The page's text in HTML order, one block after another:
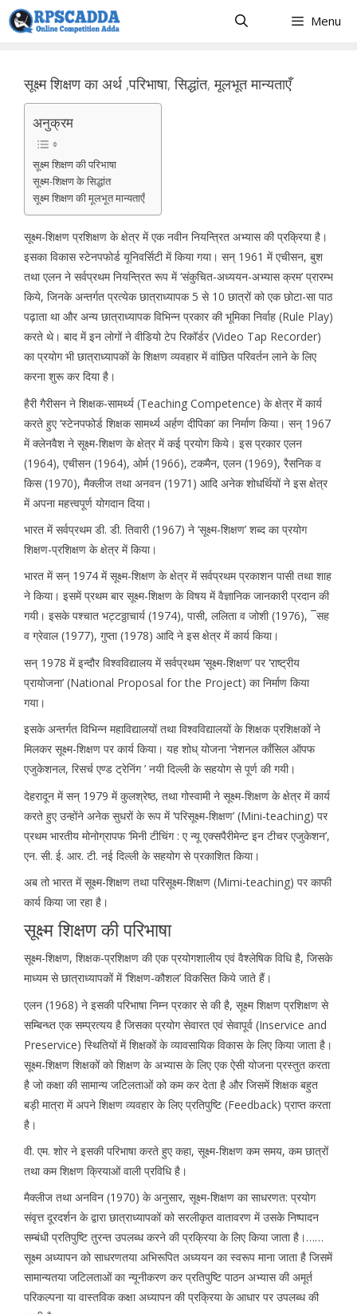
Skip
to
Menu
सूक्ष्म शिक्षण का अर्थ ,परिभाषा, सिद्धांत, मूलभूत मान्यताएँ
अनुक्रम
सूक्ष्म शिक्षण की परिभाषा
सूक्ष्म-शिक्षण के सिद्धांत
सूक्ष्म शिक्षण की मूलभूत मान्यताएँ
सूक्ष्म-शिक्षण प्रशिक्षण के क्षेत्र में एक नवीन नियन्त्रित अभ्यास की प्रक्रिया है।
इसका विकास स्टेनपफोर्ड यूनिवर्सिटी में किया गया। सन् 1961 में एचीसन, बुश
तथा एलन ने सर्वप्रथम नियन्त्रित रूप में ‘संकुचित-अध्ययन-अभ्यास क्रम’ प्रारम्भ
किये, जिनके अन्तर्गत प्रत्येक छात्राध्यापक 5 से 10 छात्रों को एक छोटा-सा पाठ
पढ़ाता था और अन्य छात्राध्यापक विभिन्न प्रकार की भूमिका निर्वाह (Rule Play)
करते थे। बाद में इन लोगों ने वीडियो टेप रिकॉर्डर (Video Tap Recorder)
का प्रयोग भी छात्राध्यापकों के शिक्षण व्यवहार में वांछित परिवर्तन लाने के लिए
करना शुरू कर दिया है।
हैरी गैरीसन ने शिक्षक-सामर्थ्य (Teaching Competence) के क्षेत्र में कार्य
करते हुए ‘स्टेनपफोर्ड शिक्षक सामर्थ्य अर्हण दीपिका’ का निर्माण किया। सन् 1967
में क्लेनवैश ने सूक्ष्म-शिक्षण के क्षेत्र में कई प्रयोग किये। इस प्रकार एलन
(1964), एचीसन (1964), ओर्म (1966), टकमैन, एलन (1969), रैसनिक व
किस (1970), मैक्लीज तथा अनवन (1971) आदि अनेक शोधर्थियों ने इस क्षेत्र
में अपना महत्त्वपूर्ण योगदान दिया।
भारत में सर्वप्रथम डी. डी. तिवारी (1967) ने ‘सूक्ष्म-शिक्षण’ शब्द का प्रयोग
शिक्षण-प्रशिक्षण के क्षेत्र में किया।
भारत में सन् 1974 में सूक्ष्म-शिक्षण के क्षेत्र में सर्वप्रथम प्रकाशन पासी तथा शाह
ने किया। इसमें प्रथम बार सूक्ष्म-शिक्षण के विषय में वैज्ञानिक जानकारी प्रदान की
गयी। इसके पश्चात भट्टठ्ठाचार्य (1974), पासी, ललिता व जोशी (1976), ¯सह
व ग्रेवाल (1977), गुप्ता (1978) आदि ने इस क्षेत्र में कार्य किया।
सन् 1978 में इन्दौर विश्वविद्यालय में सर्वप्रथम ‘सूक्ष्म-शिक्षण’ पर ‘राष्ट्रीय
प्रायोजना’ (National Proposal for the Project) का निर्माण किया
गया।
इसके अन्तर्गत विभिन्न महाविद्यालयों तथा विश्वविद्यालयों के शिक्षक प्रशिक्षकों ने
मिलकर सूक्ष्म-शिक्षण पर कार्य किया। यह शोध् योजना ‘नेशनल काँसिल ऑपफ
एजुकेशनल, रिसर्च एण्ड ट्रेनिंग ’ नयी दिल्ली के सहयोग से पूर्ण की गयी।
देहरादून में सन् 1979 में कुलश्रेष्ठ, तथा गोस्वामी ने सूक्ष्म-शिक्षण के क्षेत्र में कार्य
करते हुए उन्होंने अनेक सुधरों के रूप में ‘परिसूक्ष्म-शिक्षण’ (Mini-teaching) पर
प्रथम भारतीय मोनोग्रापफ ‘मिनी टीचिंग : ए न्यू एक्सपैरीमेन्ट इन टीचर एजुकेशन’,
एन. सी. ई. आर. टी. नई दिल्ली के सहयोग से प्रकाशित किया।
अब तो भारत में सूक्ष्म-शिक्षण तथा परिसूक्ष्म-शिक्षण (Mimi-teaching) पर काफी
कार्य किया जा रहा है।
सूक्ष्म शिक्षण की परिभाषा
सूक्ष्म-शिक्षण, शिक्षक-प्रशिक्षण की एक प्रयोगशालीय एवं वैश्लेषिक विधि है, जिसके
माध्यम से छात्राध्यापकों में ‘शिक्षण-कौशल’ विकसित किये जाते हैं।
एलन (1968) ने इसकी परिभाषा निम्न प्रकार से की है, सूक्ष्म शिक्षण प्रशिक्षण से
सम्बिन्ध्त एक सम्प्रत्यय है जिसका प्रयोग सेवारत एवं सेवापूर्व (Inservice and
Preservice) स्थितियों में शिक्षकों के व्यावसायिक विकास के लिए किया जाता है।
सूक्ष्म-शिक्षण शिक्षकों को शिक्षण के अभ्यास के लिए एक ऐसी योजना प्रस्तुत करता
है जो कक्षा की सामान्य जटिलताओं को कम कर देता है और जिसमें शिक्षक बहुत
बड़ी मात्रा में अपने शिक्षण व्यवहार के लिए प्रतिपुष्टि (Feedback) प्राप्त करता
है।
वी. एम. शोर ने इसकी परिभाषा करते हुए कहा, सूक्ष्म-शिक्षण कम समय, कम छात्रों
तथा कम शिक्षण क्रियाओं वाली प्रविधि है।
मैक्लीज तथा अनविन (1970) के अनुसार, सूक्ष्म-शिक्षण का साधरणत: प्रयोग
संवृत्त दूरदर्शन के द्वारा छात्राध्यापकों को सरलीकृत वातावरण में उसके निष्पादन
सम्बंधी प्रतिपुष्टि तुरन्त उपलब्ध करने की प्रक्रिया के लिए किया जाता है।……
सूक्ष्म अध्यापन को साधरणतया अभिरूपित अध्ययन का स्वरूप माना जाता है जिसमें
सामान्यतया जटिलताओं का न्यूनीकरण कर प्रतिपुष्टि पाठन अभ्यास की अमूर्त
परिकल्पना या वास्तविक कक्षा अध्यापन की प्रक्रिया के आधार पर उपलब्ध की